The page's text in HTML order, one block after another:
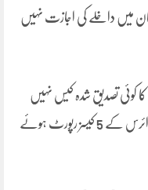
میں داخلے کی اجازت نہیں
کوئی تصدیق شدہ کیس نہیں
ہے جبکہ بھارتی ریاست مغربی بنگال میں نیپا وائرس کے 5 کیسز رپورٹ ہوئے